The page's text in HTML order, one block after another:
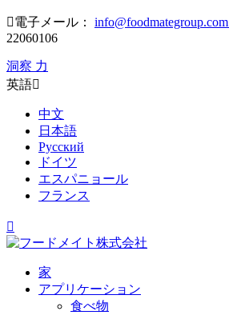
電子メール： info@foodmategroup.com
22060106
洞察 力
英語
中文
日本語
Русский
ドイツ
エスパニョール
フランス

家
アプリケーション
食べ物